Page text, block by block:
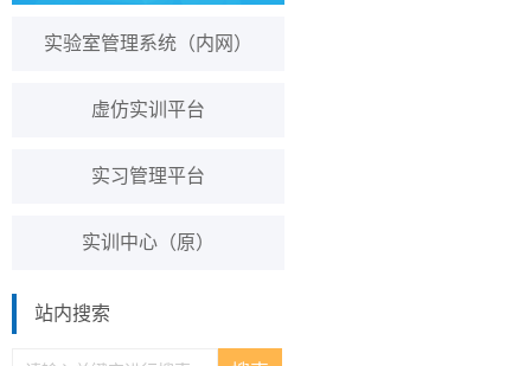
实验室管理系统（内网）
虚仿实训平台
实习管理平台
实训中心（原）
站内搜索